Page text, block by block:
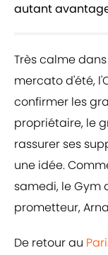
autant
Très calme
mercato d'été,
confirmer les
propriétaire, le
rassurer ses
une idée.
samedi, le Gym
prometteur,
De retour au